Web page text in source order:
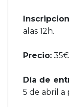
alas 12h.
Precio: 35€
Día de
5 de abril a